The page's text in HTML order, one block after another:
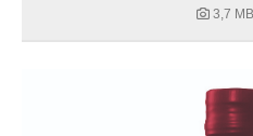
3,7 MB